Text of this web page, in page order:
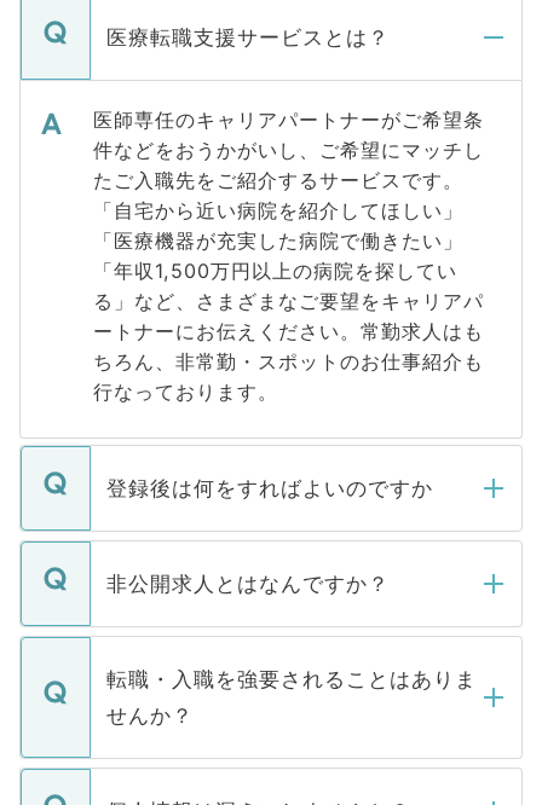
医療転職支援サービスとは？
医師専任のキャリアパートナーがご希望条
件などをおうかがいし、ご希望にマッチし
たご入職先をご紹介するサービスです。
「自宅から近い病院を紹介してほしい」
「医療機器が充実した病院で働きたい」
「年収1,500万円以上の病院を探してい
る」など、さまざまなご要望をキャリアパ
ートナーにお伝えください。常勤求人はも
ちろん、非常勤・スポットのお仕事紹介も
行なっております。
登録後は何をすればよいのですか
ご登録いただきましたら、弊社担当者がご
登録内容を確認し、その後メールもしくは
ます。通常、5営業日以内にはご連絡をせて
いただきますので、しばらくお待ちくださ
い。
非公開求人とはなんですか？
マイナビDOCTORで取り扱っている求人の
うち約3割は、Webサイトからご覧いただ
けない「非公開求人」です。非公開求人は
下記の理由によって、一般には公開してい
ません。
転職・入職を強要されることはありま
せんか？
転職・入職を強要することは一切ありませ